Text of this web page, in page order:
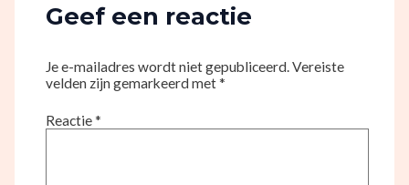
Geef een reactie
Je e-mailadres wordt niet gepubliceerd.Vereiste
velden zijn gemarkeerd met *
Reactie *